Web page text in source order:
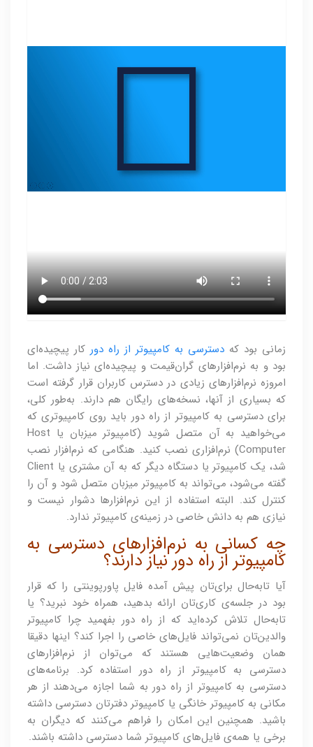
زمانی بود که دسترسی به کامپیوتر از راه دور کار پیچیده‌ای
بود و به نرم‌افزارهای گران‌قیمت و پیچیده‌ای نیاز داشت. اما
امروزه نرم‌افزارهای زیادی در دسترس کاربران قرار گرفته است
که بسیاری از آنها، نسخه‌های رایگان هم دارند. به‌طور کلی،
برای دسترسی به کامپیوتر از راه دور باید روی کامپیوتری که
می‌خواهید به آن متصل شوید (کامپیوتر میزبان یا Host
Computer) نرم‌افزاری نصب کنید. هنگامی که نرم‌افزار نصب
شد، یک کامپیوتر یا دستگاه دیگر که به آن مشتری یا Client
گفته می‌شود، می‌تواند به کامپیوتر میزبان متصل شود و آن را
کنترل کند. البته استفاده از این نرم‌افزارها دشوار نیست و
نیازی هم به دانش خاصی در زمینه‌ی کامپیوتر ندارد.
چه کسانی به نرم‌افزارهای دسترسی به
کامپیوتر از راه دور نیاز دارند؟
آیا تا‌به‌حال برای‌تان پیش‌ آمده فایل پاورپوینتی را که قرار
بود در جلسه‌‌‌ی کاری‌تان ارائه بدهید، همراه خود نبرید؟ یا
تابه‌حال تلاش کرده‌اید که از راه دور بفهمید چرا کامپیوتر
والدین‌تان نمی‌تواند فایل‌های خاصی را اجرا کند؟ اینها دقیقا
همان وضعیت‌هایی هستند که می‌توان از نرم‌افزارهای
دسترسی به کامپیوتر از راه دور استفاده کرد. برنامه‌های
دسترسی به کامپیوتر از راه دور به شما اجازه‌ می‌دهند از هر
مکانی به کامپیوتر خانگی یا کامپیوتر دفترتان دسترسی داشته
باشید. همچنین این امکان را فراهم می‌کنند که دیگران به
برخی یا همه‌ی فایل‌های کامپیوتر شما دسترسی داشته باشند.